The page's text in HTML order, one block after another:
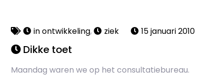
in ontwikkeling, ziek 15 januari 2010
Dikke toet
Maandag waren we op het consultatiebureau.